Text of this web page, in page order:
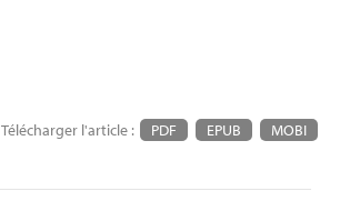
Télécharger l'article : PDF EPUB MOBI